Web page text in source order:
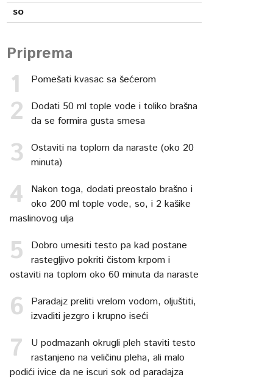
so
Priprema
Pomešati kvasac sa šećerom
Dodati 50 ml tople vode i toliko brašna
da se formira gusta smesa
Ostaviti na toplom da naraste (oko 20
minuta)
Nakon toga, dodati preostalo brašno i
oko 200 ml tople vode, so, i 2 kašike
maslinovog ulja
Dobro umesiti testo pa kad postane
rastegljivo pokriti čistom krpom i
ostaviti na toplom oko 60 minuta da naraste
Paradajz preliti vrelom vodom, oljuštiti,
izvaditi jezgro i krupno iseći
U podmazanh okrugli pleh staviti testo
rastanjeno na veličinu pleha, ali malo
podići ivice da ne iscuri sok od paradajza